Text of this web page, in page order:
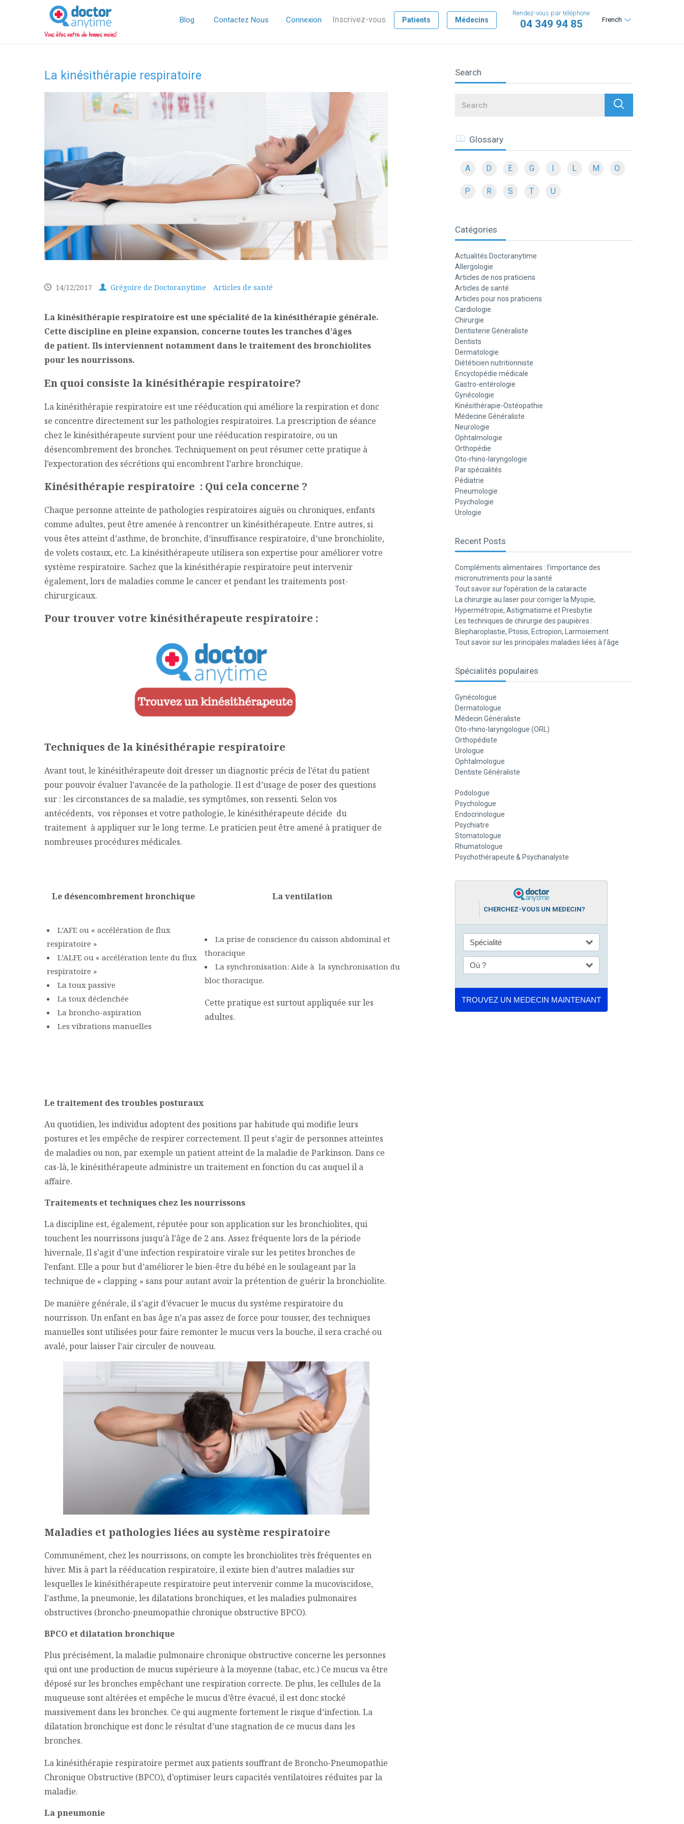
DoctorAnyTime
You
are
in
good
Blog Contactez Nous Connexion Inscrivez-vous Patients Médecins French
Rendez-vous par téléphone
04 349 94 85
La kinésithérapie respiratoire
14/12/2017 Grégoire de Doctoranytime Articles de santé
La kinésithérapie respiratoire est une spécialité de la kinésithérapie générale.
Cette discipline en pleine expansion, concerne toutes les tranches d’âges
de patient. Ils interviennent notamment dans le traitement des bronchiolites
pour les nourrissons.
En quoi consiste la kinésithérapie respiratoire?
La kinésithérapie respiratoire est une rééducation qui améliore la respiration et donc
se concentre directement sur les pathologies respiratoires. La prescription de séance
chez le kinésithérapeute survient pour une rééducation respiratoire, ou un
désencombrement des bronches. Techniquement on peut résumer cette pratique à
l’expectoration des sécrétions qui encombrent l’arbre bronchique.
Kinésithérapie respiratoire : Qui cela concerne ?
Chaque personne atteinte de pathologies respiratoires aiguës ou chroniques, enfants
comme adultes, peut être amenée à rencontrer un kinésithérapeute. Entre autres, si
vous êtes atteint d’asthme, de bronchite, d’insuffisance respiratoire, d’une bronchiolite,
de volets costaux, etc. La kinésithérapeute utilisera son expertise pour améliorer votre
système respiratoire. Sachez que la kinésithérapie respiratoire peut intervenir
également, lors de maladies comme le cancer et pendant les traitements post-
chirurgicaux.
Pour trouver votre kinésithérapeute respiratoire :
Techniques de la kinésithérapie respiratoire
Avant tout, le kinésithérapeute doit dresser un diagnostic précis de l’état du patient
pour pouvoir évaluer l’avancée de la pathologie. Il est d’usage de poser des questions
sur : les circonstances de sa maladie, ses symptômes, son ressenti. Selon vos
antécédents, vos réponses et votre pathologie, le kinésithérapeute décide du
traitement à appliquer sur le long terme. Le praticien peut être amené à pratiquer de
nombreuses procédures médicales.
Le désencombrement bronchique La ventilation
L’AFE ou « accélération de flux
respiratoire »
L’ALFE ou « accélération lente du flux
respiratoire »
La toux passive
La toux déclenchée
La broncho-aspiration
Les vibrations manuelles
La prise de conscience du caisson abdominal et
thoracique
La synchronisation: Aide à la synchronisation du
bloc thoracique.
Cette pratique est surtout appliquée sur les
adultes.
Le traitement des troubles posturaux
Au quotidien, les individus adoptent des positions par habitude qui modifie leurs
postures et les empêche de respirer correctement. Il peut s’agir de personnes atteintes
de maladies ou non, par exemple un patient atteint de la maladie de Parkinson. Dans ce
cas-là, le kinésithérapeute administre un traitement en fonction du cas auquel il a
affaire.
Traitements et techniques chez les nourrissons
La discipline est, également, réputée pour son application sur les bronchiolites, qui
touchent les nourrissons jusqu’à l’âge de 2 ans. Assez fréquente lors de la période
hivernale, Il s’agit d’une infection respiratoire virale sur les petites bronches de
l’enfant. Elle a pour but d’améliorer le bien-être du bébé en le soulageant par la
technique de « clapping » sans pour autant avoir la prétention de guérir la bronchiolite.
De manière générale, il s’agit d’évacuer le mucus du système respiratoire du
nourrisson. Un enfant en bas âge n’a pas assez de force pour tousser, des techniques
manuelles sont utilisées pour faire remonter le mucus vers la bouche, il sera craché ou
avalé, pour laisser l’air circuler de nouveau.
Maladies et pathologies liées au système respiratoire
Communément, chez les nourrissons, on compte les bronchiolites très fréquentes en
hiver. Mis à part la rééducation respiratoire, il existe bien d’autres maladies sur
lesquelles le kinésithérapeute respiratoire peut intervenir comme la mucoviscidose,
l’asthme, la pneumonie, les dilatations bronchiques, et les maladies pulmonaires
obstructives (broncho-pneumopathie chronique obstructive BPCO).
BPCO et dilatation bronchique
Plus précisément, la maladie pulmonaire chronique obstructive concerne les personnes
qui ont une production de mucus supérieure à la moyenne (tabac, etc.) Ce mucus va être
déposé sur les bronches empêchant une respiration correcte. De plus, les cellules de la
muqueuse sont altérées et empêche le mucus d’être évacué, il est donc stocké
massivement dans les bronches. Ce qui augmente fortement le risque d’infection. La
dilatation bronchique est donc le résultat d’une stagnation de ce mucus dans les
bronches.
La kinésithérapie respiratoire permet aux patients souffrant de Broncho-Pneumopathie
Chronique Obstructive (BPCO), d’optimiser leurs capacités ventilatoires réduites par la
maladie.
La pneumonie
Search
Search
Glossary
A D E G I L M O
P R S T U
Catégories
Actualités Doctoranytime
Allergologie
Articles de nos praticiens
Articles de santé
Articles pour nos praticiens
Cardiologie
Chirurgie
Dentisterie Généraliste
Dentists
Dermatologie
Diététicien nutritionniste
Encyclopédie médicale
Gastro-entérologie
Gynécologie
Kinésithérapie-Ostéopathie
Médecine Généraliste
Neurologie
Ophtalmologie
Orthopédie
Oto-rhino-laryngologie
Par spécialités
Pédiatrie
Pneumologie
Psychologie
Urologie
Recent Posts
Compléments alimentaires : l’importance des
micronutriments pour la santé
Tout savoir sur l’opération de la cataracte
La chirurgie au laser pour corriger la Myopie,
Hypermétropie, Astigmatisme et Presbytie
Les techniques de chirurgie des paupières :
Blepharoplastie, Ptosis, Ectropion, Larmoiement
Tout savoir sur les principales maladies liées à l’âge
Spécialités populaires
Gynécologue
Dermatologue
Médecin Généraliste
Oto-rhino-laryngologue (ORL)
Orthopédiste
Urologue
Ophtalmologue
Dentiste Généraliste
Podologue
Psychologue
Endocrinologue
Psychiatre
Stomatologue
Rhumatologue
Psychothérapeute & Psychanalyste
CHERCHEZ-VOUS UN MEDECIN?